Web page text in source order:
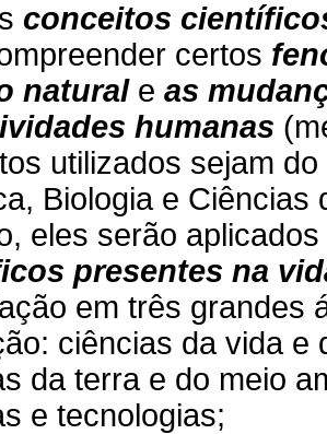
conceitos
certos
naturale as
humanas
utilizados sejam
Biologia e Ciências
eles serão
presentes na
em três grandes
ciências da vida e
da terra e do meio
e tecnologias;